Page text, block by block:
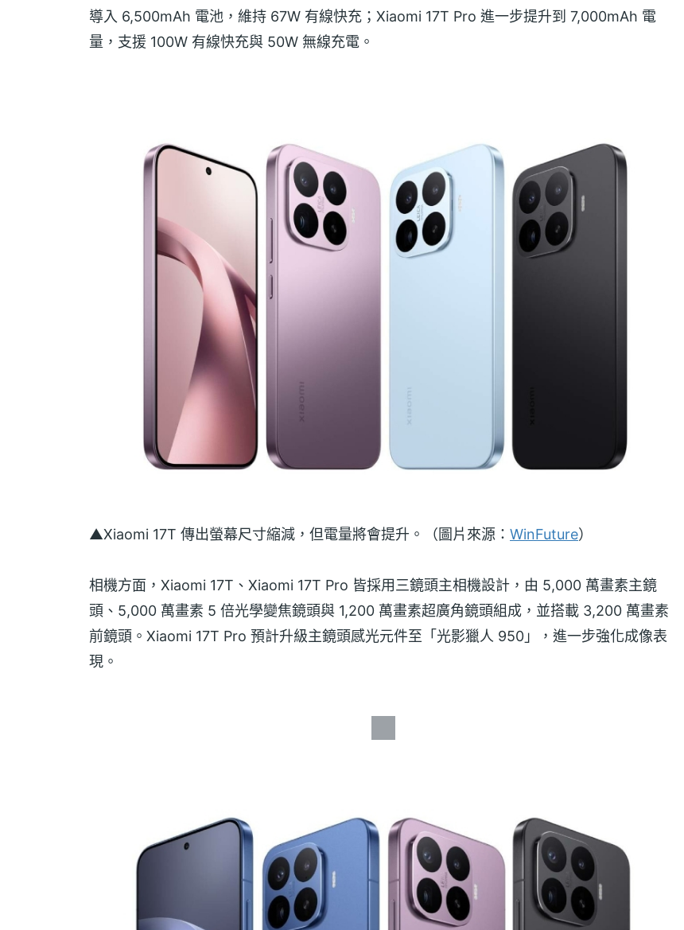
導入 6,500mAh 電池，維持 67W 有線快充；Xiaomi 17T Pro 進一步提升到 7,000mAh 電
量，支援 100W 有線快充與 50W 無線充電。
▲Xiaomi 17T 傳出螢幕尺寸縮減，但電量將會提升。（圖片來源： WinFuture）
相機方面，Xiaomi 17T、Xiaomi 17T Pro 皆採用三鏡頭主相機設計，由 5,000 萬畫素主鏡
頭、5,000 萬畫素 5 倍光學變焦鏡頭與 1,200 萬畫素超廣角鏡頭組成，並搭載 3,200 萬畫素
前鏡頭。Xiaomi 17T Pro 預計升級主鏡頭感光元件至「光影獵人 950」，進一步強化成像表
現。